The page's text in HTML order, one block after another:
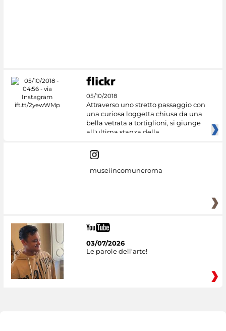
05/10/2018
Attraverso uno stretto passaggio con
una curiosa loggetta chiusa da una
bella vetrata a tortiglioni, si giunge
all'ultima stanza della
museiincomuneroma
03/07/2026
Le parole dell'arte!